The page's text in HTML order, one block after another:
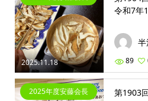
2025.11.18
令和7年
89
2025年度安藤会長
第1903